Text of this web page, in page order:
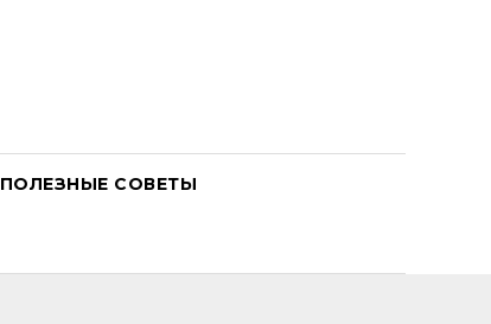
ПОЛЕЗНЫЕ СОВЕТЫ